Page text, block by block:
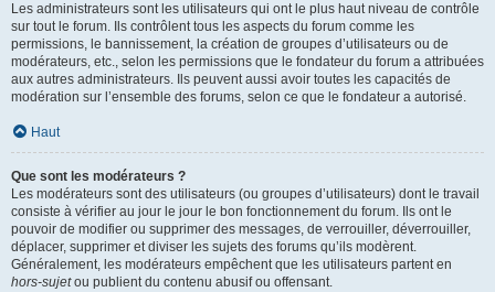
Les administrateurs sont les utilisateurs qui ont le plus haut niveau de contrôle
sur tout le forum. Ils contrôlent tous les aspects du forum comme les
permissions, le bannissement, la création de groupes d’utilisateurs ou de
modérateurs, etc., selon les permissions que le fondateur du forum a attribuées
aux autres administrateurs. Ils peuvent aussi avoir toutes les capacités de
modération sur l’ensemble des forums, selon ce que le fondateur a autorisé.
Haut
Que sont les modérateurs ?
Les modérateurs sont des utilisateurs (ou groupes d’utilisateurs) dont le travail
consiste à vérifier au jour le jour le bon fonctionnement du forum. Ils ont le
pouvoir de modifier ou supprimer des messages, de verrouiller, déverrouiller,
déplacer, supprimer et diviser les sujets des forums qu’ils modèrent.
Généralement, les modérateurs empêchent que les utilisateurs partent en
hors-sujetou publient du contenu abusif ou offensant.